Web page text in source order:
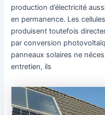
production d’électricité
en permanence. Les
produisent toutefois
par conversion
panneaux solaires ne
entretien, ils